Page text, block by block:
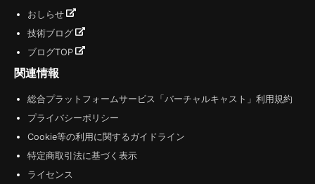
おしらせ
技術ブログ
ブログTOP
関連情報
総合プラットフォームサービス「バーチャルキャスト」利用規約
プライバシーポリシー
Cookie等の利用に関するガイドライン
特定商取引法に基づく表示
ライセンス